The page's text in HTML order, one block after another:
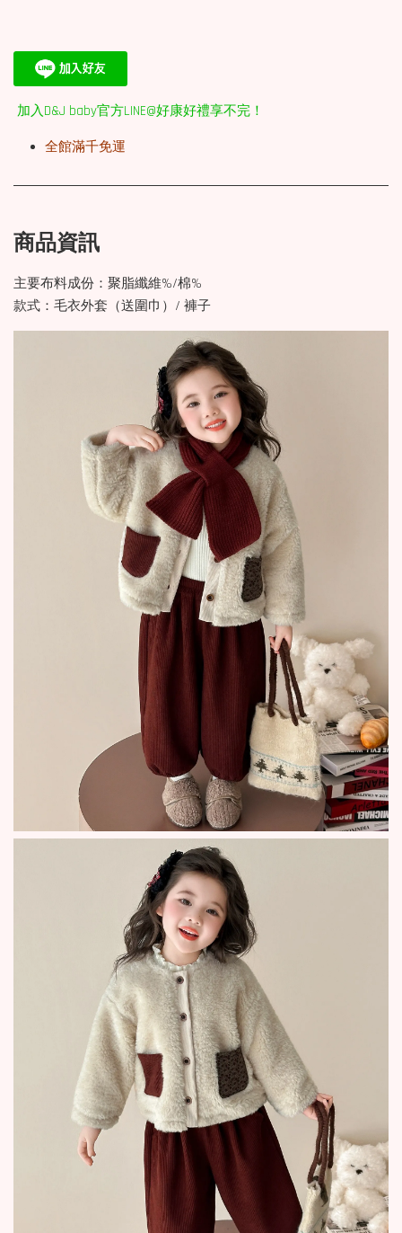
加入D&J baby官方LINE@好康好禮享不完！
全館滿千免運
商品資訊
主要布料成份：聚脂纖維%/棉%
款式：毛衣外套（送圍巾）/ 褲子